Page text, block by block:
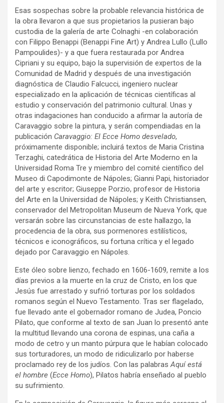
Esas sospechas sobre la probable relevancia histórica de
la obra llevaron a que sus propietarios la pusieran bajo
custodia de la galería de arte Colnaghi -en colaboración
con Filippo Benappi (Benappi Fine Art) y Andrea Lullo (Lullo
Pampoulides)- y a que fuera restaurada por Andrea
Cipriani y su equipo, bajo la supervisión de expertos de la
Comunidad de Madrid y después de una investigación
diagnóstica de Claudio Falcucci, ingeniero nuclear
especializado en la aplicación de técnicas científicas al
estudio y conservación del patrimonio cultural. Unas y
otras indagaciones han conducido a afirmar la autoría de
Caravaggio sobre la pintura, y serán compendiadas en la
publicación Caravaggio: El Ecce Homo desvelado,
próximamente disponible; incluirá textos de Maria Cristina
Terzaghi, catedrática de Historia del Arte Moderno en la
Universidad Roma Tre y miembro del comité científico del
Museo di Capodimonte de Nápoles; Gianni Papi, historiador
del arte y escritor; Giuseppe Porzio, profesor de Historia
del Arte en la Universidad de Nápoles; y Keith Christiansen,
conservador del Metropolitan Museum de Nueva York, que
versarán sobre las circunstancias de este hallazgo, la
procedencia de la obra, sus pormenores estilísticos,
técnicos e iconográficos, su fortuna crítica y el legado
dejado por Caravaggio en Nápoles.
Este óleo sobre lienzo, fechado en 1606-1609, remite a los
días previos a la muerte en la cruz de Cristo, en los que
Jesús fue arrestado y sufrió torturas por los soldados
romanos según el Nuevo Testamento. Tras ser flagelado,
fue llevado ante el gobernador romano de Judea, Poncio
Pilato, que conforme al texto de san Juan lo presentó ante
la multitud llevando una corona de espinas, una caña a
modo de cetro y un manto púrpura que le habían colocado
sus torturadores, un modo de ridiculizarlo por haberse
proclamado rey de los judíos. Con las palabrasAquí está
el hombre (Ecce Homo), Pilatos habría enseñado al pueblo
su sufrimiento.